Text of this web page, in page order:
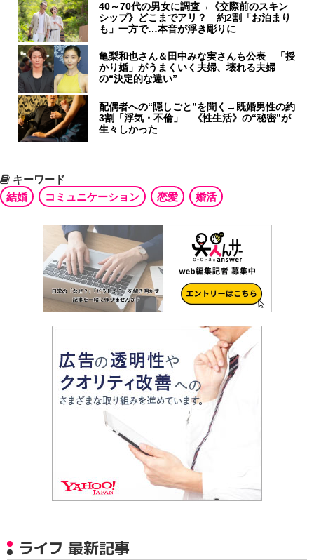
40～70代の男女に調査→《交際前のスキン
シップ》どこまでアリ？ 約2割「お泊まり
も」一方で…本音が浮き彫りに
亀梨和也さん＆田中みな実さんも公表 「授
かり婚」がうまくいく夫婦、壊れる夫婦
の“決定的な違い”
配偶者への“隠しごと”を聞く→既婚男性の約
3割「浮気・不倫」 《性生活》の“秘密”が
生々しかった
キーワード
結婚
コミュニケーション 恋愛 婚活
ライフ 最新記事